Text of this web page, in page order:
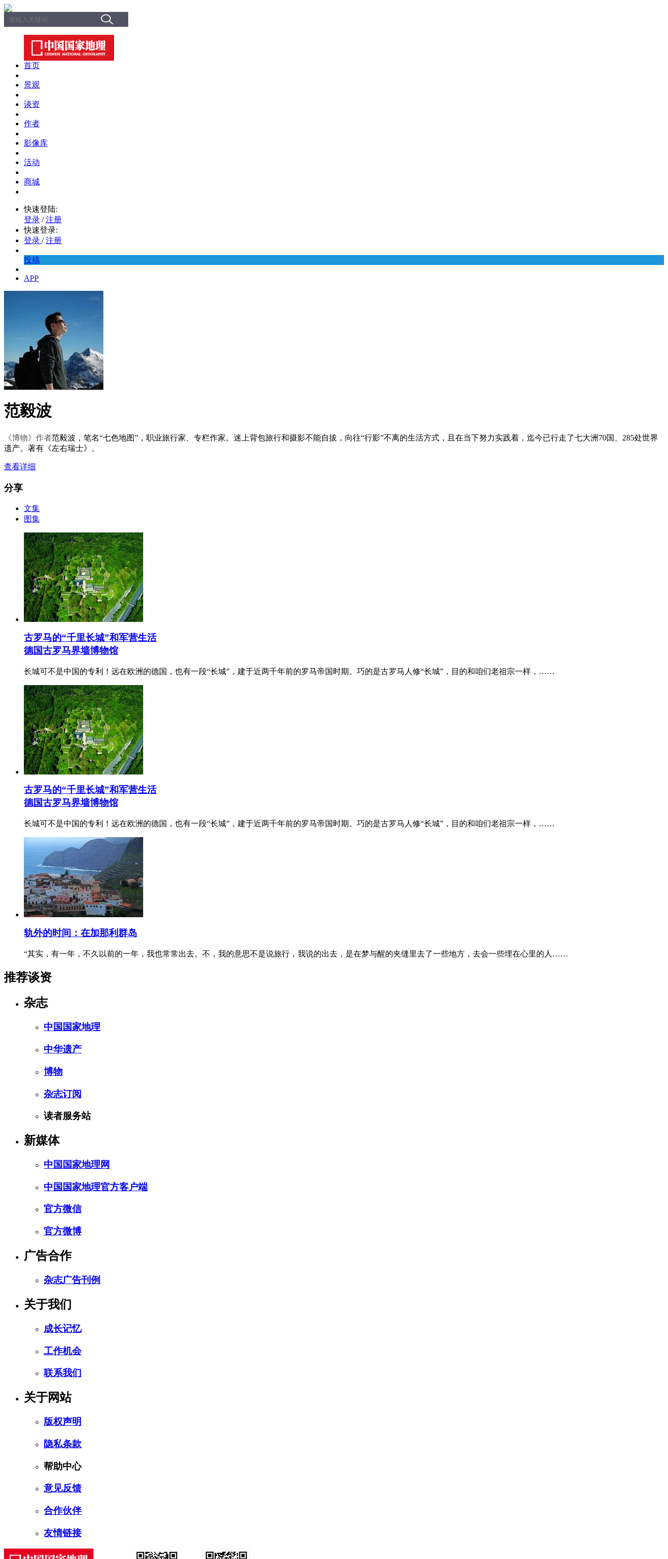
首页
景观
谈资
作者
影像库
活动
商城
快速登陆:
登录 / 注册
快速登录:
登录 / 注册
投稿
APP
范毅波
《博物》作者范毅波，笔名“七色地图”，职业旅行家、专栏作家。迷上背包旅行和摄影不能自拔，向往“行影”不离的生活方式，且在当下努力实践着，迄今已行走了七大洲70国、285处世界
遗产。著有《左右瑞士》。
查看详细
分享
文集
图集
古罗马的“千里长城”和军营生活
德国古罗马界墙博物馆
长城可不是中国的专利！远在欧洲的德国，也有一段“长城”，建于近两千年前的罗马帝国时期。巧的是古罗马人修“长城”，目的和咱们老祖宗一样，……
古罗马的“千里长城”和军营生活
德国古罗马界墙博物馆
长城可不是中国的专利！远在欧洲的德国，也有一段“长城”，建于近两千年前的罗马帝国时期。巧的是古罗马人修“长城”，目的和咱们老祖宗一样，……
轨外的时间：在加那利群岛
“其实，有一年，不久以前的一年，我也常常出去。不，我的意思不是说旅行，我说的出去，是在梦与醒的夹缝里去了一些地方，去会一些埋在心里的人……
推荐谈资
杂志
中国国家地理
中华遗产
博物
杂志订阅
读者服务站
新媒体
中国国家地理网
中国国家地理官方客户端
官方微信
官方微博
广告合作
杂志广告刊例
关于我们
成长记忆
工作机会
联系我们
关于网站
版权声明
隐私条款
帮助中心
意见反馈
合作伙伴
友情链接